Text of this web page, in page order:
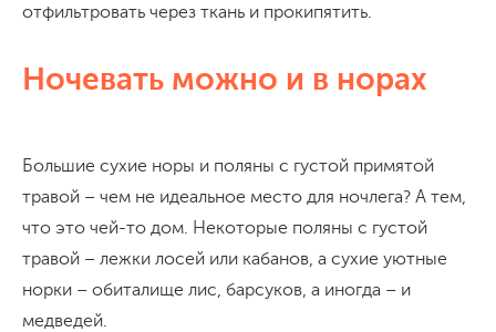
отфильтровать через ткань и прокипятить.
Ночевать можно и в норах
Большие сухие норы и поляны с густой примятой
травой – чем не идеальное место для ночлега? А тем,
что это чей-то дом. Некоторые поляны с густой
травой – лежки лосей или кабанов, а сухие уютные
норки – обиталище лис, барсуков, а иногда – и
медведей.